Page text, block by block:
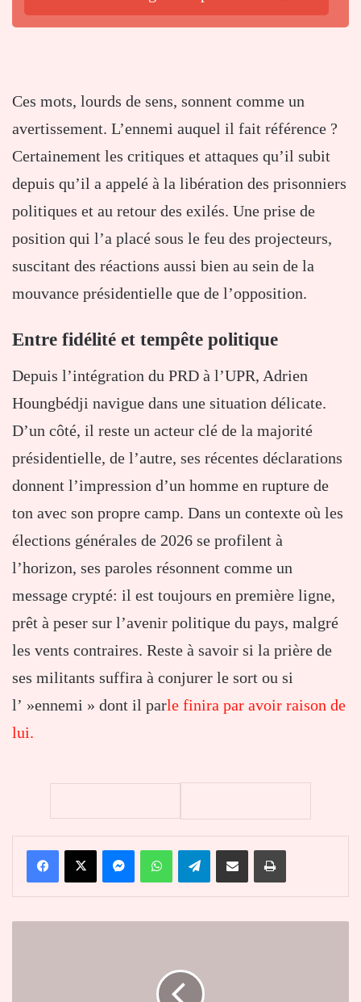
Ces mots, lourds de sens, sonnent comme un
avertissement. L’ennemi auquel il fait référence ?
Certainement les critiques et attaques qu’il subit
depuis qu’il a appelé à la libération des prisonniers
politiques et au retour des exilés. Une prise de
position qui l’a placé sous le feu des projecteurs,
suscitant des réactions aussi bien au sein de la
mouvance présidentielle que de l’opposition.
Entre fidélité et tempête politique
Depuis l’intégration du PRD à l’UPR, Adrien
Houngbédji navigue dans une situation délicate.
D’un côté, il reste un acteur clé de la majorité
présidentielle, de l’autre, ses récentes déclarations
donnent l’impression d’un homme en rupture de
ton avec son propre camp. Dans un contexte où les
élections générales de 2026 se profilent à
l’horizon, ses paroles résonnent comme un
message crypté: il est toujours en première ligne,
prêt à peser sur l’avenir politique du pays, malgré
les vents contraires. Reste à savoir si la prière de
ses militants suffira à conjurer le sort ou si
l’ »ennemi » dont il parle finira par avoir raison de
lui.
FacebookX MessengerWhatsAppTelegramPartager par email Imprimer